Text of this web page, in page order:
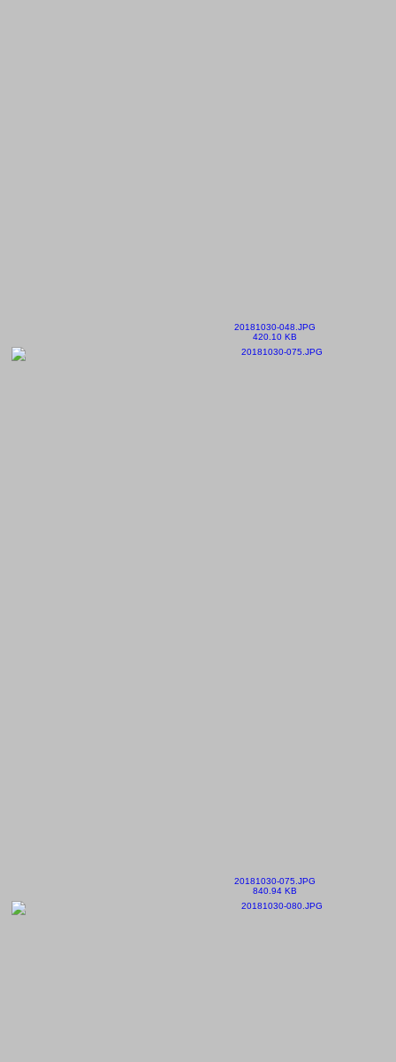
20181030-048.JPG
420.10 KB
20181030-075.JPG
840.94 KB